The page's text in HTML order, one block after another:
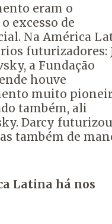
eram o
excesso de
Na América
futurizadores:
a Fundação
houve
muito
também, ali
Darcy
também de
Latina há nos